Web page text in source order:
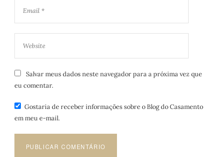
Salvar meus dados neste navegador para a próxima vez que
eu comentar.
Gostaria de receber informações sobre o Blog do Casamento
em meu e-mail.